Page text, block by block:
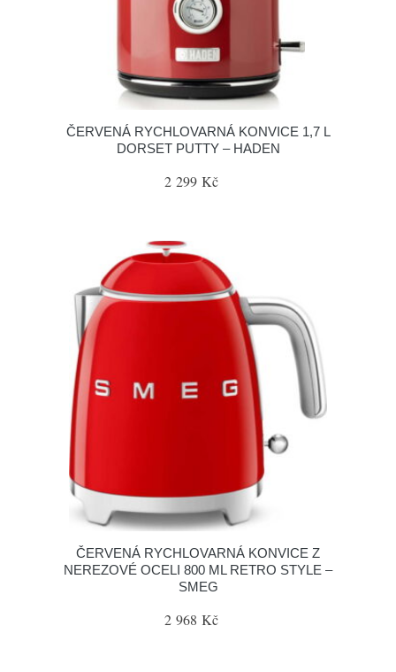
ČERVENÁ RYCHLOVARNÁ KONVICE 1,7 L
DORSET PUTTY – HADEN
2 299 Kč
ČERVENÁ RYCHLOVARNÁ KONVICE Z
NEREZOVÉ OCELI 800 ML RETRO STYLE –
SMEG
2 968 Kč